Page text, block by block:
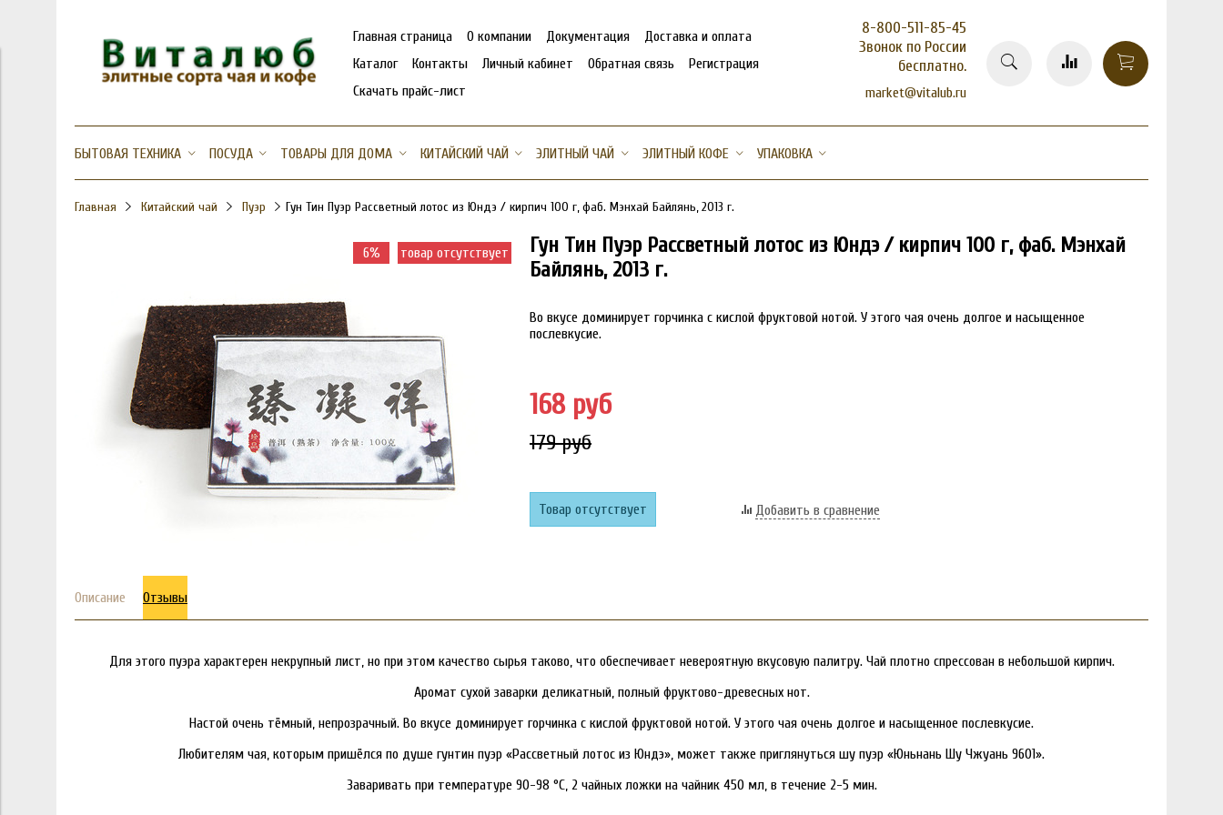
Главная страница О компании Документация
Доставка и оплата
Каталог
Контакты Личный кабинет Обратная связь
Регистрация
Скачать прайс-лист
8-800-511-85-45
Звонок по России
бесплатно.
market@vitalub.ru
БЫТОВАЯ ТЕХНИКА ПОСУДА ТОВАРЫ ДЛЯ ДОМА КИТАЙСКИЙ ЧАЙ ЭЛИТНЫЙ ЧАЙ ЭЛИТНЫЙ КОФЕ УПАКОВКА
Главная Китайский чай Пуэр Гун Тин Пуэр Рассветный лотос из Юндэ / кирпич 100 г, фаб. Мэнхай Байлянь, 2013 г.
6% товар отсутствует
Гун Тин Пуэр Рассветный лотос из Юндэ / кирпич 100 г, фаб. Мэнхай
Байлянь, 2013 г.
Во вкусе доминирует горчинка с кислой фруктовой нотой. У этого чая очень долгое и насыщенное
послевкусие.
168 руб
179 руб
Товар отсутствует Добавить в сравнение
Описание Отзывы
Для этого пуэра характерен некрупный лист, но при этом качество сырья таково, что обеспечивает невероятную вкусовую палитру. Чай плотно спрессован в небольшой кирпич.
Аромат сухой заварки деликатный, полный фруктово-древесных нот.
Настой очень тёмный, непрозрачный. Во вкусе доминирует горчинка с кислой фруктовой нотой. У этого чая очень долгое и насыщенное послевкусие.
Любителям чая, которым пришёлся по душе гунтин пуэр «Рассветный лотос из Юндэ», может также приглянуться шу пуэр «Юньнань Шу Чжуань 9601».
Заваривать при температуре 90-98 °C, 2 чайных ложки на чайник 450 мл, в течение 2-5 мин.